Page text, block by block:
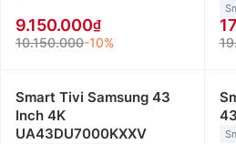
9.150.000
10.150.000-10%
Smart Tivi Samsung 43
Inch 4K
UA43DU7000KXXV